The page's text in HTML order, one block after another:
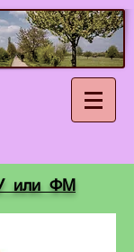
или ФМ